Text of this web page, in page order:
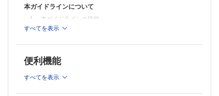
Ⅰ．選択的尿細胞診検査，尿中マーカー検査
Ⅳ．リスク分類
Column 2 膀胱癌の診断で使用される尿中腫瘍マーカーやDNA FISH
検査の
腎盂・尿管癌における意義
Ⅲ 外科治療
本ガイドラインについて
1． 本ガイドラインの目的
2． 改訂の目的
4． 本ガイドラインを使用する場合の注意事項
6． エビデンス収集方法（文献検索）・採用基準
7． システマティックレビューの方法
すべてを表示
便利機能
すべてを表示